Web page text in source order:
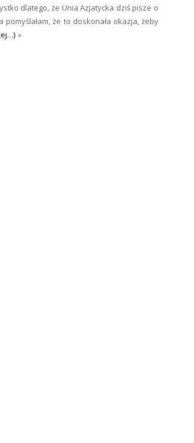
dlatego, że Unia Azjatycka dziś pisze o
że to doskonała okazja, żeby